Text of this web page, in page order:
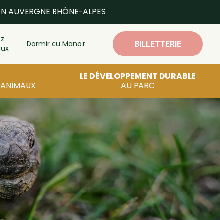
AUVERGNE RHÔNE-ALPES
Dormir au Manoir BILLETTERIE
LE DÉVELOPPEMENT DURABLE
AU PARC